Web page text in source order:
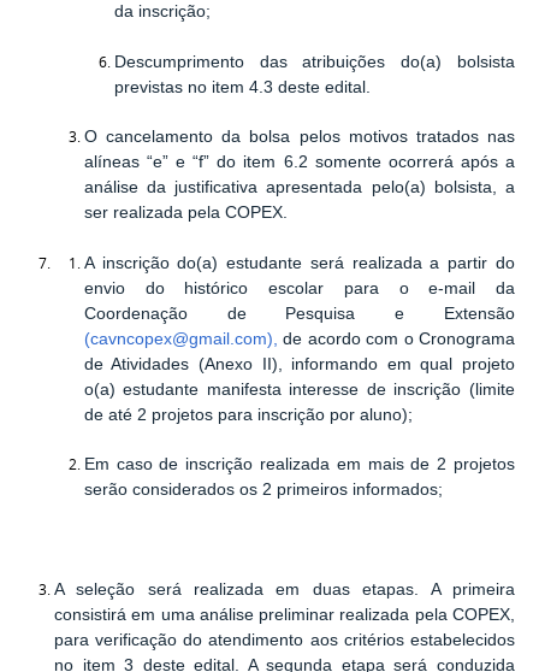
da inscrição;
Descumprimento das atribuições do(a) bolsista
previstas no item 4.3 deste edital.
O cancelamento da bolsa pelos motivos tratados nas
alíneas “e” e “f” do item 6.2 somente ocorrerá após a
análise da justificativa apresentada pelo(a) bolsista, a
ser realizada pela COPEX.
A inscrição do(a) estudante será realizada a partir do
envio do histórico escolar para o e-mail da
Coordenação de Pesquisa e Extensão
(cavncopex@gmail.com), de acordo com o Cronograma
de Atividades (Anexo II), informando em qual projeto
o(a) estudante manifesta interesse de inscrição (limite
de até 2 projetos para inscrição por aluno);
Em caso de inscrição realizada em mais de 2 projetos
serão considerados os 2 primeiros informados;
A seleção será realizada em duas etapas. A primeira
consistirá em uma análise preliminar realizada pela COPEX,
para verificação do atendimento aos critérios estabelecidos
no item 3 deste edital. A segunda etapa será conduzida